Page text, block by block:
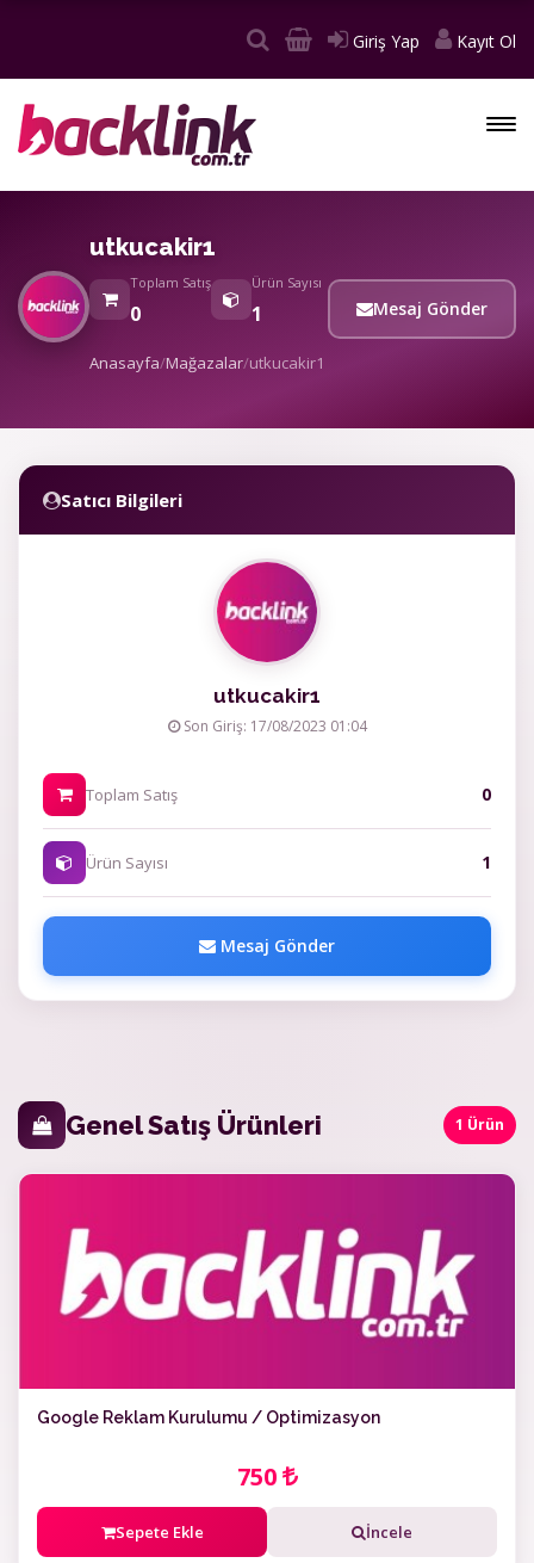
Giriş Yap Kayıt Ol
utkucakir1
Toplam Satış
0
Ürün Sayısı
1
Anasayfa/Mağazalar/utkucakir1
Mesaj Gönder
Satıcı Bilgileri
utkucakir1
Son Giriş: 17/08/2023 01:04
Toplam Satış 0
Ürün Sayısı 1
Mesaj Gönder
Genel Satış Ürünleri 1 Ürün
Google Reklam Kurulumu / Optimizasyon
750
Sepete Ekle İncele